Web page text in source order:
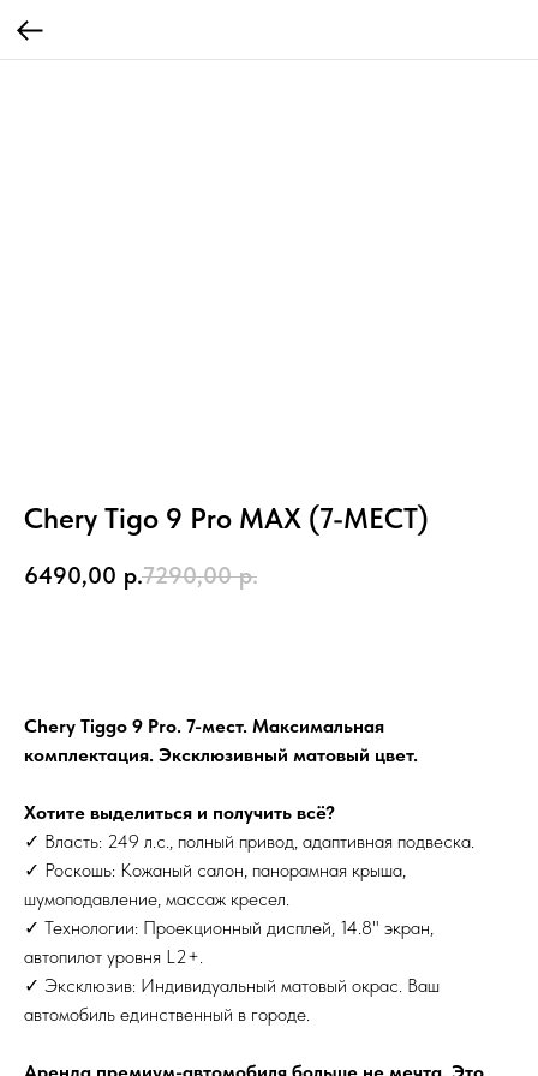
Chery Tigo 9 Pro MAX (7-МЕСТ)
6490,00 р.7290,00 р.
Chery Tiggo 9 Pro. 7-мест. Максимальная
комплектация. Эксклюзивный матовый цвет.
Хотите выделиться и получить всё?
✓ Власть: 249 л.с., полный привод, адаптивная подвеска.
✓ Роскошь: Кожаный салон, панорамная крыша,
шумоподавление, массаж кресел.
✓ Технологии: Проекционный дисплей, 14.8" экран,
автопилот уровня L2+.
✓ Эксклюзив: Индивидуальный матовый окрас. Ваш
автомобиль единственный в городе.